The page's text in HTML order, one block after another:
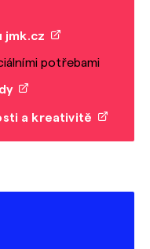
jmk.cz
potřebami
a kreativitě